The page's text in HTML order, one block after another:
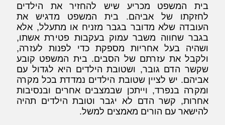
בית המשפט מכריע שיש להחזיר את הילדים
לחזקתו של אביהם. בית המשפט מדגיש את
העובדה שלא מדובר בגבר מזניח או מתעלל, אלא
בגבר שחווה משבר עמוק בעקבות פטירת אשתו,
ושהיה בעל אחריות מספקת כדי לפנות לעזרה,
ולקבל את עזרתם של הסבים. בית המשפט קובע
שקשר הדם גובר, ושטובת הילדים היא לגדול עם
אביהם. יש לציין שטובת הילדים נמדדת בכל מקרה
ומקרה בנפרד, וייתכן שבמצבים אחרים ובנסיבות
אחרות, קשר הדם לא יגבר וטובת הילדים תהיה
להישאר עם הורים מאמצים למשל.